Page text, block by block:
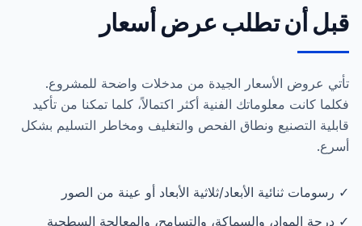
قبل أن تطلب عرض أسعار
تأتي عروض الأسعار الجيدة من مدخلات واضحة للمشروع.
فكلما كانت معلوماتك الفنية أكثر اكتمالاً، كلما تمكنا من تأكيد
قابلية التصنيع ونطاق الفحص والتغليف ومخاطر التسليم بشكل
أسرع.
✓ رسومات ثنائية الأبعاد/ثلاثية الأبعاد أو عينة من الصور
✓ درجة المواد، والسماكة، والتسامح، والمعالجة السطحية